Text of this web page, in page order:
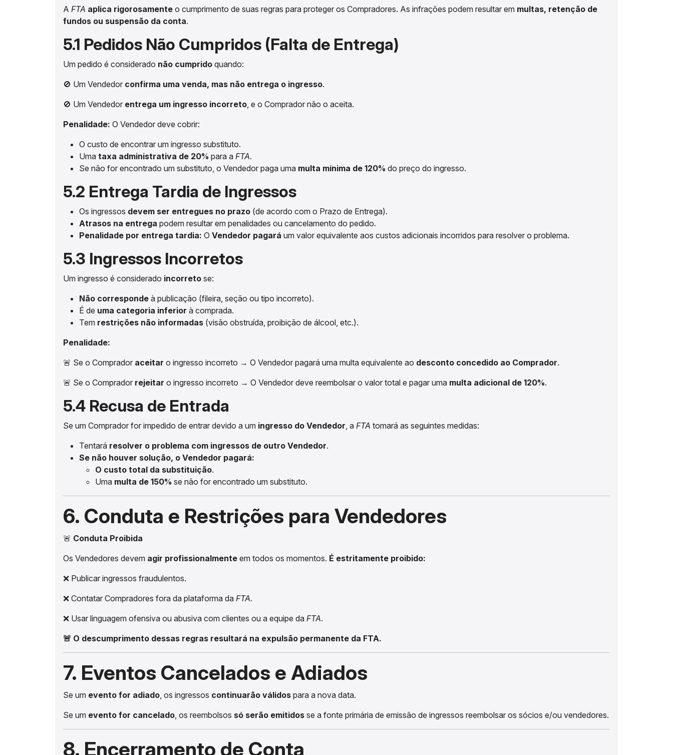
A FTA aplica rigorosamente o cumprimento de suas regras para proteger os Compradores. As infrações podem resultar em multas, retenção de
fundos ou suspensão da conta.
5.1 Pedidos Não Cumpridos (Falta de Entrega)
Um pedido é considerado não cumprido quando:
🚫 Um Vendedor confirma uma venda, mas não entrega o ingresso.
🚫 Um Vendedor entrega um ingresso incorreto, e o Comprador não o aceita.
Penalidade: O Vendedor deve cobrir:
O custo de encontrar um ingresso substituto.
Uma taxa administrativa de 20% para a FTA.
Se não for encontrado um substituto, o Vendedor paga uma multa mínima de 120% do preço do ingresso.
5.2 Entrega Tardia de Ingressos
Os ingressos devem ser entregues no prazo (de acordo com o Prazo de Entrega).
Atrasos na entrega podem resultar em penalidades ou cancelamento do pedido.
Penalidade por entrega tardia: O Vendedor pagará um valor equivalente aos custos adicionais incorridos para resolver o problema.
5.3 Ingressos Incorretos
Um ingresso é considerado incorreto se:
Não corresponde à publicação (fileira, seção ou tipo incorreto).
É de uma categoria inferior à comprada.
Tem restrições não informadas (visão obstruída, proibição de álcool, etc.).
Penalidade:
🚨 Se o Comprador aceitar o ingresso incorreto → O Vendedor pagará uma multa equivalente ao desconto concedido ao Comprador.
🚨 Se o Comprador rejeitar o ingresso incorreto → O Vendedor deve reembolsar o valor total e pagar uma multa adicional de 120%.
5.4 Recusa de Entrada
Se um Comprador for impedido de entrar devido a um ingresso do Vendedor, a FTA tomará as seguintes medidas:
Tentará resolver o problema com ingressos de outro Vendedor.
Se não houver solução, o Vendedor pagará:
O custo total da substituição.
Uma multa de 150% se não for encontrado um substituto.
6. Conduta e Restrições para Vendedores
🚨 Conduta Proibida
Os Vendedores devem agir profissionalmente em todos os momentos. É estritamente proibido:
❌ Publicar ingressos fraudulentos.
❌ Contatar Compradores fora da plataforma da FTA.
❌ Usar linguagem ofensiva ou abusiva com clientes ou a equipe da FTA.
🚨 O descumprimento dessas regras resultará na expulsão permanente da FTA.
7. Eventos Cancelados e Adiados
Se um evento for adiado, os ingressos continuarão válidos para a nova data.
Se um evento for cancelado, os reembolsos só serão emitidos se a fonte primária de emissão de ingressos reembolsar os sócios e/ou vendedores.
8. Encerramento de Conta